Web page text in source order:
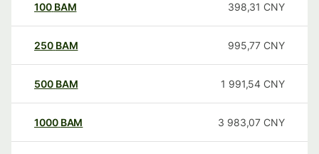
100 BAM 398,31 CNY
250 BAM 995,77 CNY
500 BAM 1 991,54 CNY
1000 BAM 3 983,07 CNY